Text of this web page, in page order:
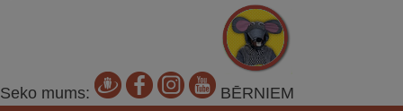
Seko mums:
BĒRNIEM